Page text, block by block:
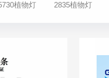
植物灯 2835植物灯